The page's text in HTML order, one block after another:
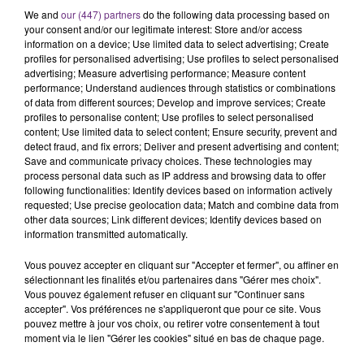
SI TOUT LE MONDE FAIT ÇA, MOI L'ANNÉE
PROCHAINE JE VENDANGE EN...
La vendange en Champagne a débuté ce jeudi 6
août dans la commune de Montgueux (Aube). Du
jamais vu !
L'INSPECTION DU TRAVAIL RAPPELLE À
We and our (447) partnersdo the following data processing based on
your consent and/or our legitimate interest: Store and/or access
information on a device; Use limited data to select advertising; Create
profiles for personalised advertising; Use profiles to select personalised
advertising; Measure advertising performance; Measure content
performance; Understand audiences through statistics or combinations
of data from different sources; Develop and improve services; Create
profiles to personalise content; Use profiles to select personalised
content; Use limited data to select content; Ensure security, prevent and
detect fraud, and fix errors; Deliver and present advertising and content;
Save and communicate privacy choices. These technologies may
process personal data such as IP address and browsing data to offer
following functionalities: Identify devices based on information actively
requested; Use precise geolocation data; Match and combine data from
other data sources; Link different devices; Identify devices based on
information transmitted automatically.
Vous pouvez accepter en cliquant sur "Accepter et fermer", ou affiner en
sélectionnant les finalités et/ou partenaires dans "Gérer mes choix".
Vous pouvez également refuser en cliquant sur "Continuer sans
accepter". Vos préférences ne s'appliqueront que pour ce site. Vous
pouvez mettre à jour vos choix, ou retirer votre consentement à tout
moment via le lien "Gérer les cookies" situé en bas de chaque page.